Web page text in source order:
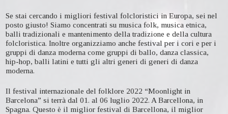
Se stai cercando i migliori festival folcloristici in Europa, sei nel
posto giusto! Siamo concentrati su musica folk, musica etnica,
balli tradizionali e mantenimento della tradizione e della cultura
folcloristica. Inoltre organizziamo anche festival per i cori e per i
gruppi di danza moderna come gruppi di ballo, danza classica,
hip-hop, balli latini e tutti gli altri generi di generi di danza
moderna.
Il festival internazionale del folklore 2022 “Moonlight in
Barcelona” si terrà dal 01. al 06 luglio 2022. A Barcellona, in
Spagna. Questo è il miglior festival di Barcellona, il miglior